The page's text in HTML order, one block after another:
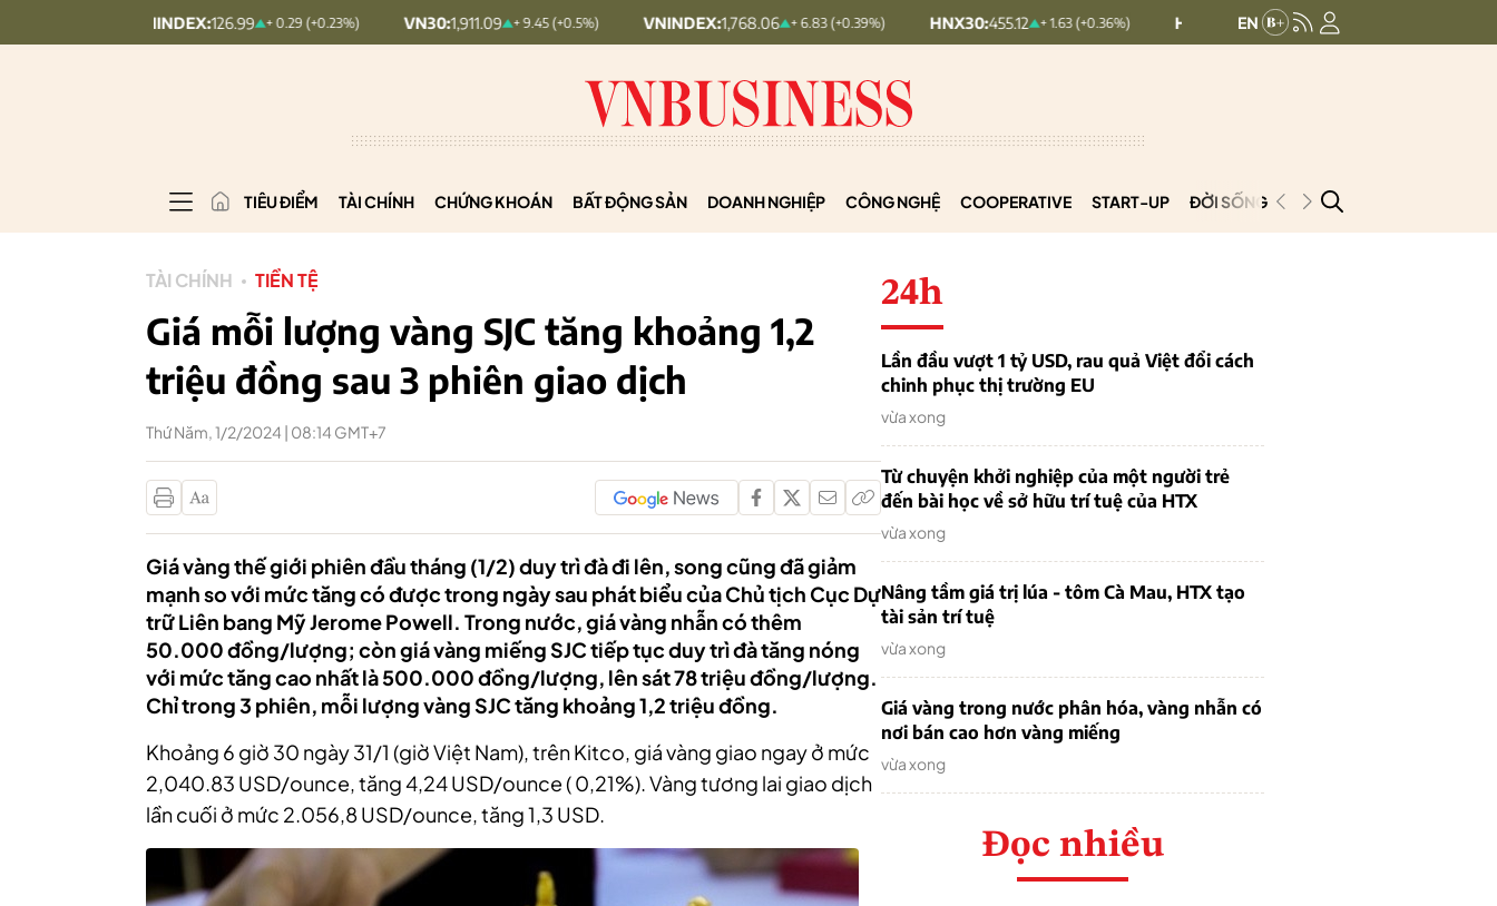
126.99 + 0.29 (+0.23%) VN30:1,911.09 + 9.45 (+0.5%) VNINDEX: 1,768.06 + 6.83 (+0.39%) HNX30: 455.12 + 1.63 (+0.36%) HNXINDEX: 293.44 + 0.25 (+0.09%)
TIÊU ĐIỂM TÀI CHÍNH CHỨNG KHOÁN BẤT ĐỘNG SẢN DOANH NGHIỆP CÔNG NGHỆ COOPERATIVE START-UP ĐỜI SỐNG PODCAST
TÀI CHÍNH TIỀN TỆ
Giá mỗi lượng vàng SJC tăng khoảng 1,2
triệu đồng sau 3 phiên giao dịch
Thứ Năm, 1/2/2024 | 08:14 GMT+7
Giá vàng thế giới phiên đầu tháng (1/2) duy trì đà đi lên, song cũng đã giảm
mạnh so với mức tăng có được trong ngày sau phát biểu của Chủ tịch Cục Dự
trữ Liên bang Mỹ Jerome Powell. Trong nước, giá vàng nhẫn có thêm
50.000 đồng/lượng; còn giá vàng miếng SJC tiếp tục duy trì đà tăng nóng
với mức tăng cao nhất là 500.000 đồng/lượng, lên sát 78 triệu đồng/lượng.
Chỉ trong 3 phiên, mỗi lượng vàng SJC tăng khoảng 1,2 triệu đồng.
Khoảng 6 giờ 30 ngày 31/1 (giờ Việt Nam), trên‏‏ Kitco, giá vàng giao ngay ở mức
2,040.83 USD/ounce, tăng 4,24 USD/ounce ( 0,21%). Vàng tương lai giao dịch
lần cuối ở mức 2.056,8 USD/ounce, tăng 1,3 USD.
24h
Lần đầu vượt 1 tỷ USD, rau quả Việt đổi cách
chinh phục thị trường EU
vừa xong
Từ chuyện khởi nghiệp của một người trẻ
đến bài học về sở hữu trí tuệ của HTX
vừa xong
Nâng tầm giá trị lúa - tôm Cà Mau, HTX tạo
tài sản trí tuệ
vừa xong
Giá vàng trong nước phân hóa, vàng nhẫn có
nơi bán cao hơn vàng miếng
vừa xong
Đọc nhiều